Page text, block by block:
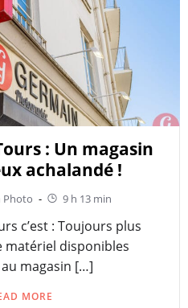
: Un magasin
achalandé !
Photo - 9 h 13 min
c’est : Toujours plus
matériel disponibles
magasin […]
MORE